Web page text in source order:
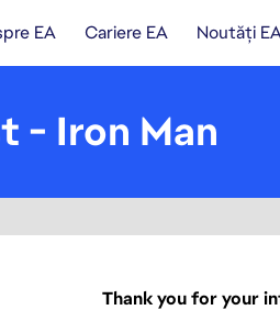
EA Cariere EA Noutăți
- Iron Man
Thank you for your